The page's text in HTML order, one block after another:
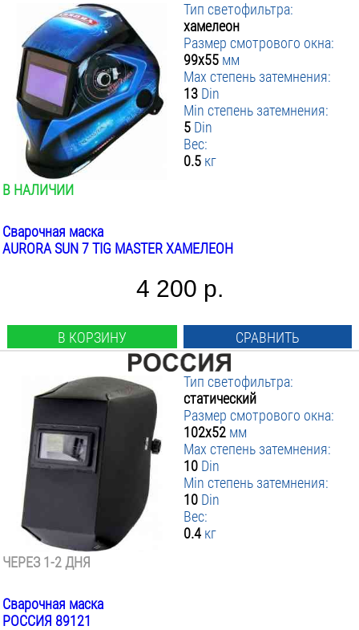
Тип светофильтра:
хамелеон
Размер смотрового окна:
99х55 мм
Max степень затемнения:
13 Din
Min степень затемнения:
5 Din
Вес:
0.5 кг
В НАЛИЧИИ
Сварочная маска
AURORA SUN 7 TIG MASTER ХАМЕЛЕОН
4 200 р.
В КОРЗИНУ СРАВНИТЬ
Тип светофильтра:
статический
Размер смотрового окна:
102х52 мм
Max степень затемнения:
10 Din
Min степень затемнения:
10 Din
Вес:
0.4 кг
ЧЕРЕЗ 1-2 ДНЯ
Сварочная маска
РОССИЯ 89121